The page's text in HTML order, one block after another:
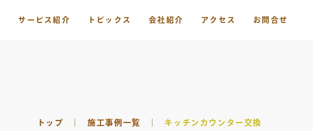
サービス紹介 トピックス 会社紹介 アクセス お問合せ
トップ 施工事例一覧 キッチンカウンター交換